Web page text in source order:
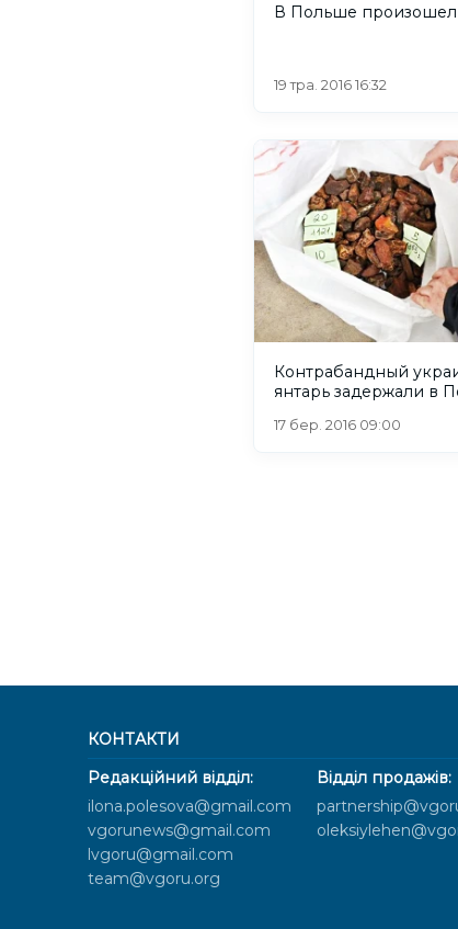
В Польше произошел
19 тра. 2016 16:32
Контрабандный
янтарь задержали в
17 бер. 2016 09:00
КОНТАКТИ
Редакційний відділ:
ilona.polesova@gmail.com
vgorunews@gmail.com
lvgoru@gmail.com
team@vgoru.org
Відділ продажів: